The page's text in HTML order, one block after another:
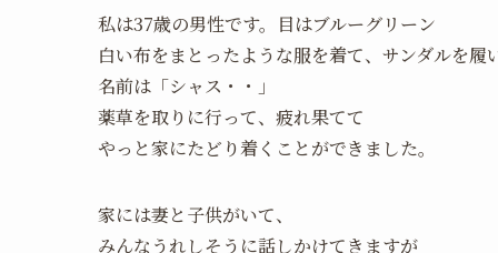
私は37歳の男性です。目はブルーグリーン
白い布をまとったような服を着て、サンダルを履
名前は「シャス・・」
薬草を取りに行って、疲れ果てて
やっと家にたどり着くことができました。
家には妻と子供がいて、
みんなうれしそうに話しかけてきますが